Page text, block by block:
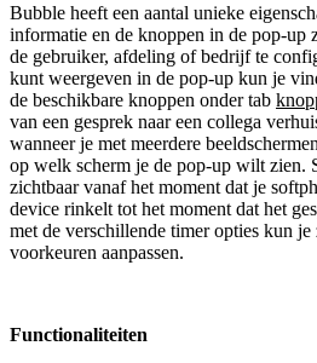
Bubble heeft een aantal unieke
informatie en de knoppen in de pop-up
de gebruiker, afdeling of bedrijf te
kunt weergeven in de pop-up kun je
de beschikbare knoppen onder tab
van een gesprek naar een collega
wanneer je met meerdere
op welk scherm je de pop-up wilt zien.
zichtbaar vanaf het moment dat je
device rinkelt tot het moment dat het
met de verschillende timer opties kun
voorkeuren aanpassen.
Functionaliteiten